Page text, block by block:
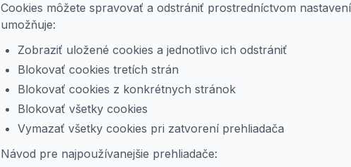
Cookies môžete spravovať a odstrániť prostredníctvom
umožňuje:
Zobraziť uložené cookies a jednotlivo ich odstrániť
Blokovať cookies tretích strán
Blokovať cookies z konkrétnych stránok
Blokovať všetky cookies
Vymazať všetky cookies pri zatvorení prehliadača
Návod pre najpoužívanejšie prehliadače: